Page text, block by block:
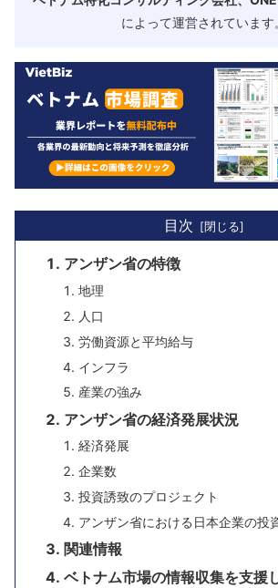
によって運営されています
目次
アンザン省の特徴
地理
人口
労働資源と平均給与
インフラ
産業の強み
アンザン省の経済発展状況
経済発展
企業数
投資誘致のプロジェクト
アンザン省における日本企業の投
関連情報
ベトナム市場の情報収集を支援